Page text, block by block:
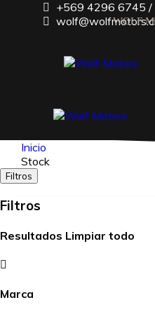
+569 4296 6745
CONTACTO
Inicio
Stock
Filtros
Filtros
Resultados Limpiar todo
Marca